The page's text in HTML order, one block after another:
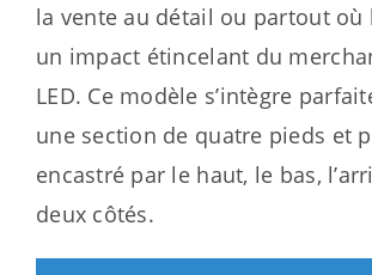
la vente au détail ou partout où
un impact étincelant du
LED. Ce modèle s’intègre
une section de quatre pieds et
encastré par le haut, le bas,
deux côtés.